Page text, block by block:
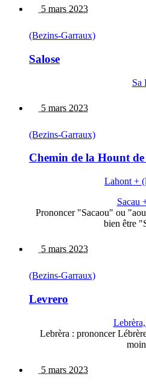
5 mars 2023
(Bezins-Garraux)
Salose
Sa
5 mars 2023
(Bezins-Garraux)
Chemin de la Hount de
Lahont +
Sacau
Prononcer "Sacaou" ou
bien être
5 mars 2023
(Bezins-Garraux)
Levrero
Lebrèra : prononcer
5 mars 2023